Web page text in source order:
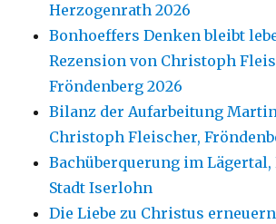
Herzogenrath 2026
Bonhoeffers Denken bleibt
Rezension von Christoph
Fröndenberg 2026
Bilanz der Aufarbeitung
Christoph Fleischer,
Bachüberquerung im
Stadt Iserlohn
Die Liebe zu Christus